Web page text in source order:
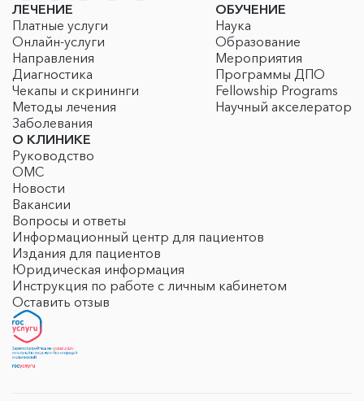
ЛЕЧЕНИЕ
Платные услуги
Онлайн-услуги
Направления
Диагностика
Чекапы и скрининги
Методы лечения
Заболевания
ОБУЧЕНИЕ
Наука
Образование
Мероприятия
Программы ДПО
Fellowship Programs
Научный акселератор
О КЛИНИКЕ
Руководство
ОМС
Новости
Вакансии
Вопросы и ответы
Информационный центр для пациентов
Издания для пациентов
Юридическая информация
Инструкция по работе с личным кабинетом
Оставить отзыв